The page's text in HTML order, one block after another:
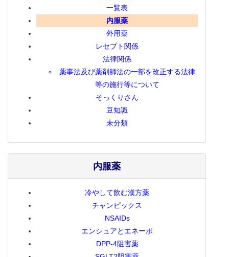
一覧表
内服薬
外用薬
レセプト関係
法律関係
薬事法及び薬剤師法の一部を改正する法律
等の施行等について
そっくりさん
豆知識
未分類
内服薬
冷やして飲む漢方薬
チャンピックス
NSAIDs
エンシュアとエネーボ
DPP-4阻害薬